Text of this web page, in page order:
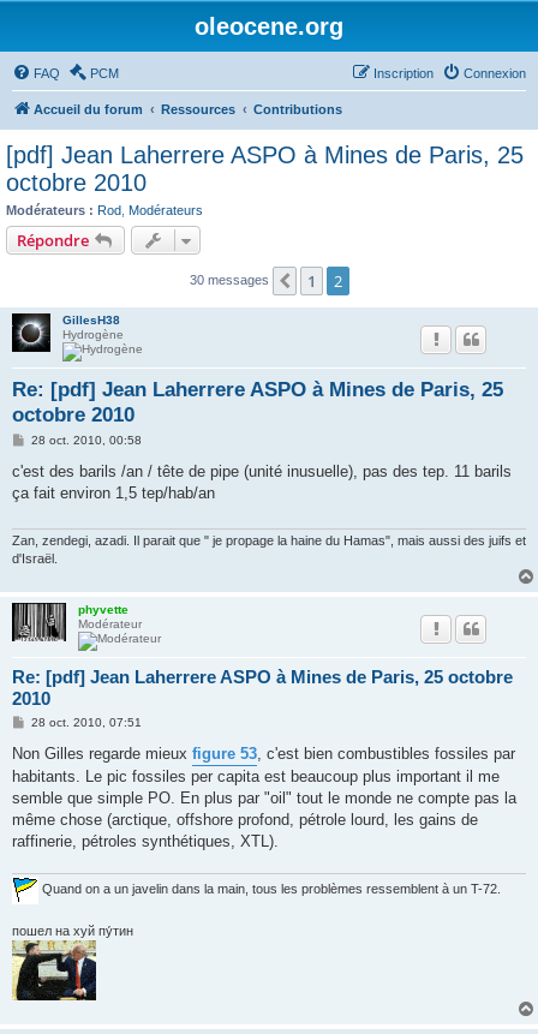
oleocene.org
FAQ PCM Connexion
Inscription
Accueil du forum Ressources Contributions
[pdf] Jean Laherrere ASPO à Mines de Paris, 25
octobre 2010
Modérateurs : Rod Modérateurs
Répondre
30 messages Précédent
1 2
GillesH38
Hydrogène
Re: [pdf] Jean Laherrere ASPO à Mines de Paris, 25
octobre 2010
M
s
a
28 oct. 2010, 00:58
c'est des barils /an / tête de pipe (unité inusuelle), pas des tep. 11 barils
ça fait environ 1,5 tep/hab/an
Zan, zendegi, azadi. Il parait que " je propage la haine du Hamas", mais aussi des juifs et
d'Israël.
phyvette
Modérateur
Re: [pdf] Jean Laherrere ASPO à Mines de Paris, 25 octobre
2010
M
s
a
g
e
28 oct. 2010, 07:51
Non Gilles regarde mieux figure 53 , c'est bien combustibles fossiles par
habitants. Le pic fossiles per capita est beaucoup plus important il me
semble que simple PO. En plus par "oil" tout le monde ne compte pas la
même chose (arctique, offshore profond, pétrole lourd, les gains de
raffinerie, pétroles synthétiques, XTL).
Quand on a un javelin dans la main, tous les problèmes ressemblent à un T-72.
пошел на хуй пу́тин